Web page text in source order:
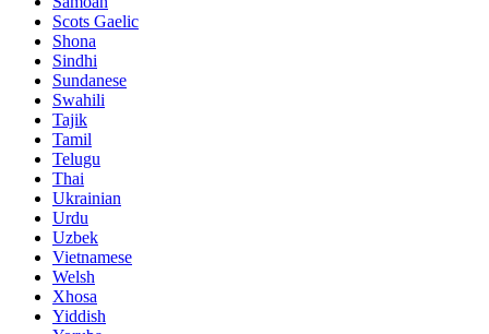
Scots Gaelic
Shona
Sindhi
Sundanese
Swahili
Tajik
Tamil
Telugu
Thai
Ukrainian
Urdu
Uzbek
Vietnamese
Welsh
Xhosa
Yiddish